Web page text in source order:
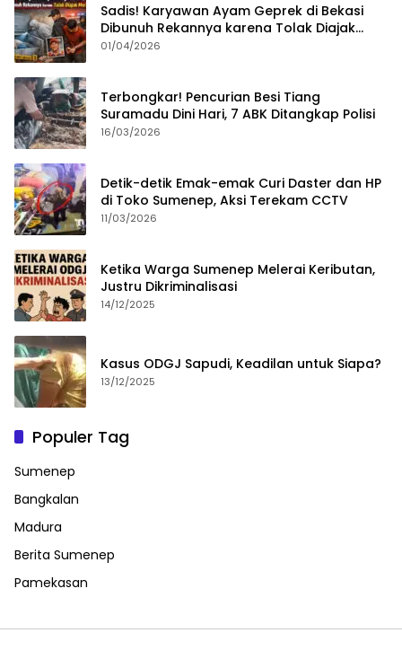
Sadis! Karyawan Ayam Geprek di Bekasi
Dibunuh Rekannya karena Tolak Diajak
Merampok Majikan
01/04/2026
Terbongkar! Pencurian Besi Tiang
Suramadu Dini Hari, 7 ABK Ditangkap Polisi
16/03/2026
Detik-detik Emak-emak Curi Daster dan HP
di Toko Sumenep, Aksi Terekam CCTV
11/03/2026
Ketika Warga Sumenep Melerai Keributan,
Justru Dikriminalisasi
14/12/2025
Kasus ODGJ Sapudi, Keadilan untuk Siapa?
13/12/2025
Populer Tag
Sumenep
Bangkalan
Madura
Berita Sumenep
Pamekasan